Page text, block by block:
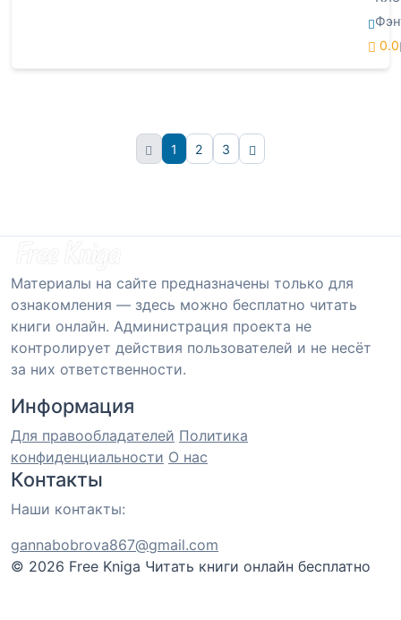
0.0
1 2 3
Вперёд
Материалы на сайте предназначены только для
ознакомления — здесь можно бесплатно читать
книги онлайн. Администрация проекта не
контролирует действия пользователей и не несёт
за них ответственности.
Информация
Для правообладателей Политика
конфиденциальности О нас
Контакты
Наши контакты:
gannabobrova867@gmail.com
© 2026 Free Kniga Читать книги онлайн бесплатно